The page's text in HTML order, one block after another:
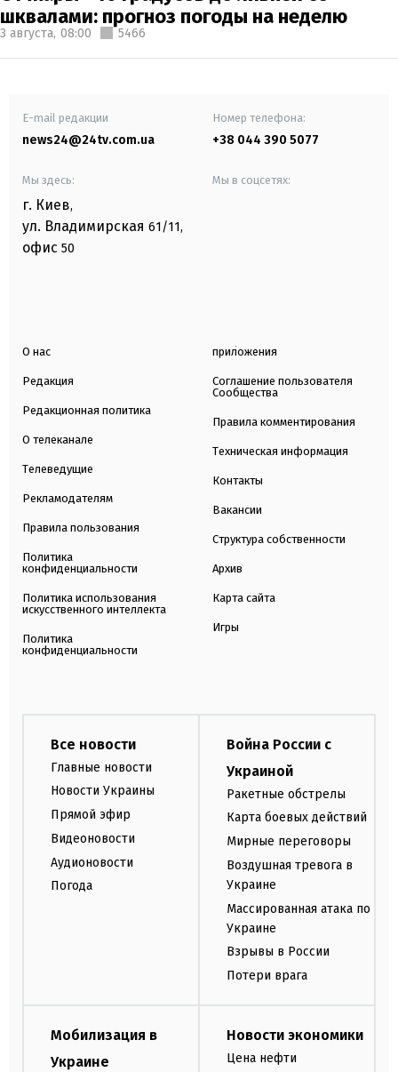
шквалами: прогноз погоды на неделю
3 августа, 08:00 5466
E-mail редакции
news24@24tv.com.ua
Номер телефона:
+38 044 390 5077
Мы здесь:
г. Киев,
ул. Владимирская 61/11,
офис 50
Мы в соцсетях:
О нас
Редакция
Редакционная политика
О телеканале
Телеведущие
Рекламодателям
Правила пользования
Политика
конфиденциальности
Политика использования
искусственного интеллекта
Политика
конфиденциальности
приложения
Соглашение пользователя
Сообщества
Правила комментирования
Техническая информация
Контакты
Вакансии
Структура собственности
Архив
Карта сайта
Игры
Все новости
Главные новости
Новости Украины
Прямой эфир
Видеоновости
Аудионовости
Погода
Война России с
Украиной
Ракетные обстрелы
Карта боевых действий
Мирные переговоры
Воздушная тревога в
Украине
Массированная атака по
Украине
Взрывы в России
Потери врага
Мобилизация в
Украине
Новости экономики
Цена нефти